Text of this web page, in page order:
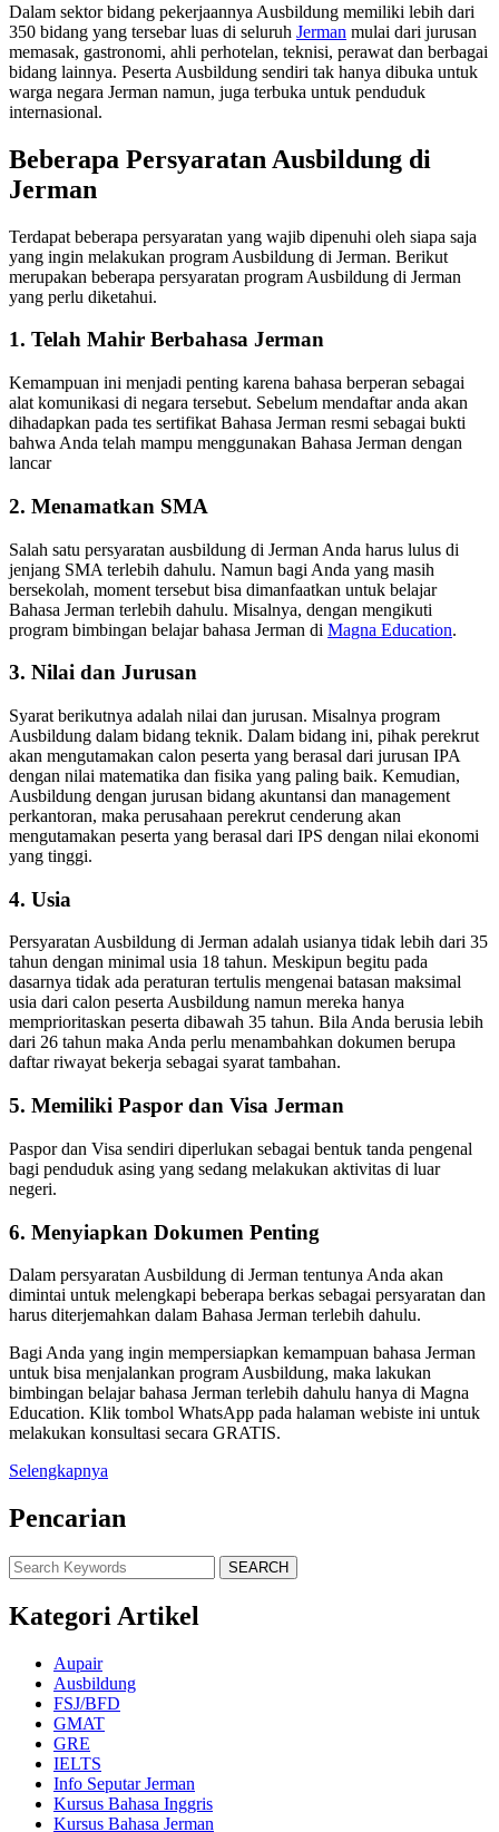
Dalam sektor bidang pekerjaannya Ausbildung memiliki lebih dari
350 bidang yang tersebar luas di seluruh Jerman mulai dari jurusan
memasak, gastronomi, ahli perhotelan, teknisi, perawat dan berbagai
bidang lainnya. Peserta Ausbildung sendiri tak hanya dibuka untuk
warga negara Jerman namun, juga terbuka untuk penduduk
internasional.
Beberapa Persyaratan Ausbildung di
Jerman
Terdapat beberapa persyaratan yang wajib dipenuhi oleh siapa saja
yang ingin melakukan program Ausbildung di Jerman. Berikut
merupakan beberapa persyaratan program Ausbildung di Jerman
yang perlu diketahui.
1. Telah Mahir Berbahasa Jerman
Kemampuan ini menjadi penting karena bahasa berperan sebagai
alat komunikasi di negara tersebut. Sebelum mendaftar anda akan
dihadapkan pada tes sertifikat Bahasa Jerman resmi sebagai bukti
bahwa Anda telah mampu menggunakan Bahasa Jerman dengan
lancar
2. Menamatkan SMA
Salah satu persyaratan ausbildung di Jerman Anda harus lulus di
jenjang SMA terlebih dahulu. Namun bagi Anda yang masih
bersekolah, moment tersebut bisa dimanfaatkan untuk belajar
Bahasa Jerman terlebih dahulu. Misalnya, dengan mengikuti
program bimbingan belajar bahasa Jerman di Magna Education.
3. Nilai dan Jurusan
Syarat berikutnya adalah nilai dan jurusan. Misalnya program
Ausbildung dalam bidang teknik. Dalam bidang ini, pihak perekrut
akan mengutamakan calon peserta yang berasal dari jurusan IPA
dengan nilai matematika dan fisika yang paling baik. Kemudian,
Ausbildung dengan jurusan bidang akuntansi dan management
perkantoran, maka perusahaan perekrut cenderung akan
mengutamakan peserta yang berasal dari IPS dengan nilai ekonomi
yang tinggi.
4. Usia
Persyaratan Ausbildung di Jerman adalah usianya tidak lebih dari 35
tahun dengan minimal usia 18 tahun. Meskipun begitu pada
dasarnya tidak ada peraturan tertulis mengenai batasan maksimal
usia dari calon peserta Ausbildung namun mereka hanya
memprioritaskan peserta dibawah 35 tahun. Bila Anda berusia lebih
dari 26 tahun maka Anda perlu menambahkan dokumen berupa
daftar riwayat bekerja sebagai syarat tambahan.
5. Memiliki Paspor dan Visa Jerman
Paspor dan Visa sendiri diperlukan sebagai bentuk tanda pengenal
bagi penduduk asing yang sedang melakukan aktivitas di luar
negeri.
6. Menyiapkan Dokumen Penting
Dalam persyaratan Ausbildung di Jerman tentunya Anda akan
dimintai untuk melengkapi beberapa berkas sebagai persyaratan dan
harus diterjemahkan dalam Bahasa Jerman terlebih dahulu.
Bagi Anda yang ingin mempersiapkan kemampuan bahasa Jerman
untuk bisa menjalankan program Ausbildung, maka lakukan
bimbingan belajar bahasa Jerman terlebih dahulu hanya di Magna
Education. Klik tombol WhatsApp pada halaman webiste ini untuk
melakukan konsultasi secara GRATIS.
Selengkapnya
Pencarian
SEARCH
Kategori Artikel
Aupair
Ausbildung
FSJ/BFD
GMAT
GRE
IELTS
Info Seputar Jerman
Kursus Bahasa Inggris
Kursus Bahasa Jerman